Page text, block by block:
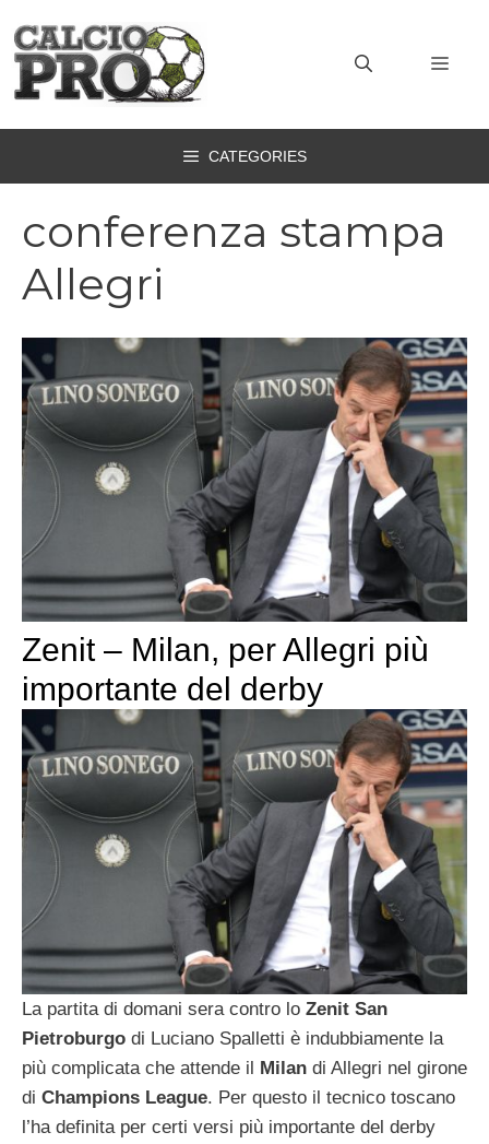
contenuto
CATEGORIES
conferenza stampa
Allegri
Zenit – Milan, per Allegri più
importante del derby
La partita di domani sera contro lo Zenit San
Pietroburgo di Luciano Spalletti è indubbiamente la
più complicata che attende il Milan di Allegri nel girone
di Champions League. Per questo il tecnico toscano
l’ha definita per certi versi più importante del derby